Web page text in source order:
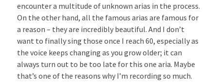
encounter a multitude of unknown arias in the process.
On the other hand, all the famous arias are famous for
a reason – they are incredibly beautiful. And I don’t
want to finally sing those once I reach 60, especially as
the voice keeps changing as you grow older; it can
always turn out to be too late for this one aria. Maybe
that’s one of the reasons why I’m recording so much.